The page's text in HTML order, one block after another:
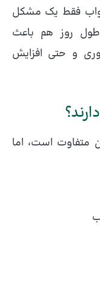
خواب فقط یک مشکل
طول روز هم باعث
و حتی افزایش
متفاوت است، اما